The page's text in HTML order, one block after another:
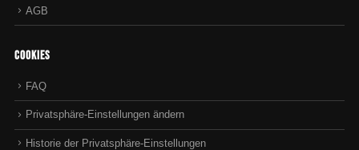
AGB
Cookies
FAQ
Privatsphäre-Einstellungen ändern
Historie der Privatsphäre-Einstellungen